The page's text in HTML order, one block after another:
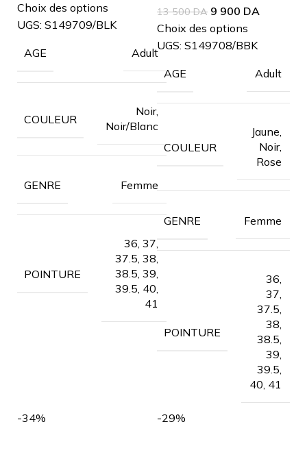
Choix des options
UGS: S149709/BLK
AGE Adult
COULEUR
Noir,
Noir/Blanc
GENRE Femme
POINTURE
36, 37,
37.5, 38,
38.5, 39,
39.5, 40,
41
13 500DA 9 900 DA
Choix des options
UGS: S149708/BBK
AGE Adult
COULEUR
Jaune,
Noir,
Rose
GENRE Femme
POINTURE
36,
37,
37.5,
38,
38.5,
39,
39.5,
40, 41
-34% -29%